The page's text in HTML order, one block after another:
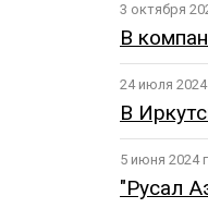
3 октября
В
24 июля
В
5 июня 2024
"Русал